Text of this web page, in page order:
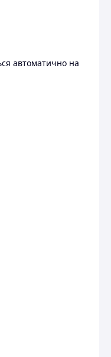
автоматично на